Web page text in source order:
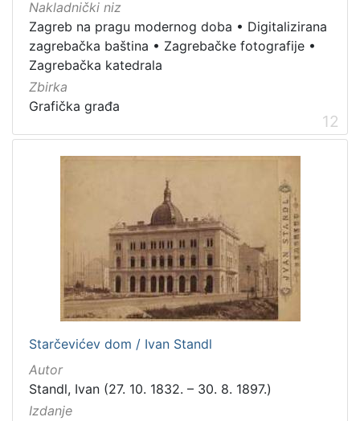
Nakladnički niz
Zagreb na pragu modernog doba • Digitalizirana
zagrebačka baština • Zagrebačke fotografije •
Zagrebačka katedrala
Zbirka
Grafička građa
12
Starčevićev dom / Ivan Standl
Autor
Standl, Ivan (27. 10. 1832. – 30. 8. 1897.)
Izdanje